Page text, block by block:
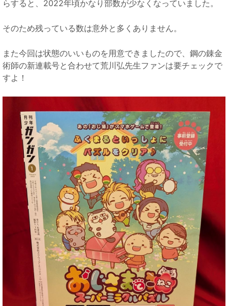
らすると、2022年頃かなり部数が少なくなっていました。
そのため残っている数は意外と多くありません。
また今回は状態のいいものを用意できましたので、鋼の錬金
術師の新連載号と合わせて荒川弘先生ファンは要チェックで
すよ！